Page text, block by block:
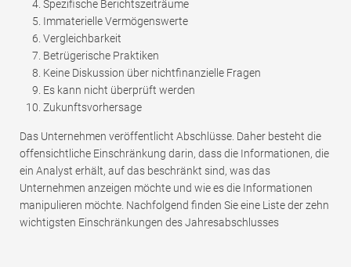
Spezifische Berichtszeiträume
Immaterielle Vermögenswerte
Vergleichbarkeit
Betrügerische Praktiken
Keine Diskussion über nichtfinanzielle Fragen
Es kann nicht überprüft werden
Zukunftsvorhersage
Das Unternehmen veröffentlicht Abschlüsse. Daher besteht die
offensichtliche Einschränkung darin, dass die Informationen, die
ein Analyst erhält, auf das beschränkt sind, was das
Unternehmen anzeigen möchte und wie es die Informationen
manipulieren möchte. Nachfolgend finden Sie eine Liste der zehn
wichtigsten Einschränkungen des Jahresabschlusses